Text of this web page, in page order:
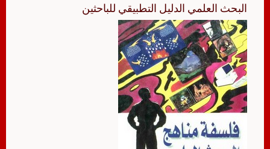
البحث العلمي الدليل التطبيقي للباحثين